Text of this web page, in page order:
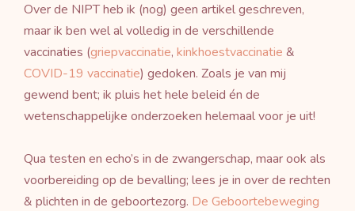
Over de NIPT heb ik (nog) geen artikel geschreven,
maar ik ben wel al volledig in de verschillende
vaccinaties (griepvaccinatie, kinkhoestvaccinatie &
COVID-19 vaccinatie) gedoken. Zoals je van mij
gewend bent; ik pluis het hele beleid én de
wetenschappelijke onderzoeken helemaal voor je uit!
Qua testen en echo’s in de zwangerschap, maar ook als
voorbereiding op de bevalling; lees je in over de rechten
& plichten in de geboortezorg. De Geboortebeweging